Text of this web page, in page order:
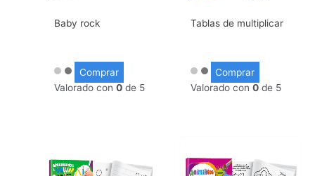
Baby rock
Comprar
Valorado con0 de 5
Tablas de multiplicar
Comprar
Valorado con 0de 5